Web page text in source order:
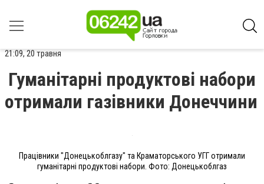
21:09, 20 травня
Гуманітарні продуктові набори
отримали газівники Донеччини
Працівники "Донецькоблгазу" та Краматорського УГГ отримали
гуманітарні продуктові набори. Фото: Донецькоблгаз